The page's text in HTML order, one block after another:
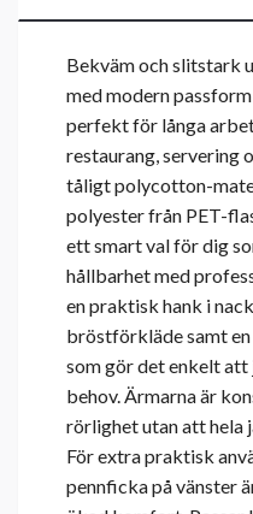
Bekväm och slitstark
med modern
perfekt för långa
restaurang, servering
tåligt polycotton-
polyester från PET-
ett smart val för dig
hållbarhet med
en praktisk hank i
bröstförkläde samt
som gör det enkelt
behov. Ärmarna är
rörlighet utan att hela
För extra praktisk
pennficka på vänster